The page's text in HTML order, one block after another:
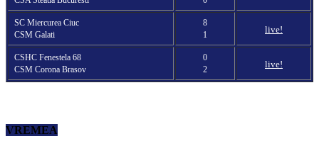
SC Miercurea Ciuc
CSM Galati
8
1
live!
CSHC Fenestela 68
CSM Corona Brasov
0
2
live!
VREMEA